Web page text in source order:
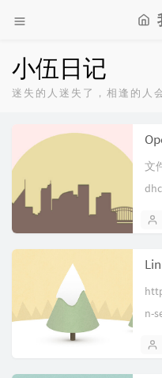
小伍日记
迷失的人迷失了，相逢的人
文
n-